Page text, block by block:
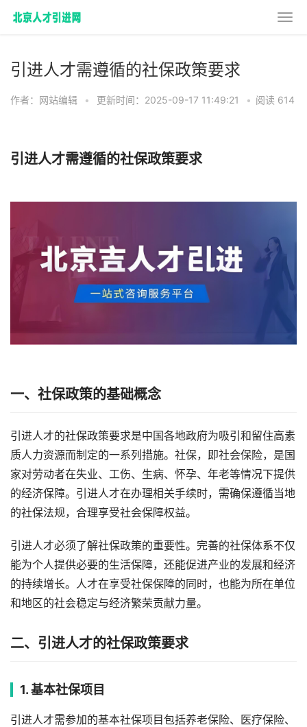
引进人才需遵循的社保政策要求
作者：网站编辑 • 更新时间：2025-09-17 11:49:21 • 阅读 614
引进人才需遵循的社保政策要求
一、社保政策的基础概念
引进人才的社保政策要求是中国各地政府为吸引和留住高素
质人力资源而制定的一系列措施。社保，即社会保险，是国
家对劳动者在失业、工伤、生病、怀孕、年老等情况下提供
的经济保障。引进人才在办理相关手续时，需确保遵循当地
的社保法规，合理享受社会保障权益。
引进人才必须了解社保政策的重要性。完善的社保体系不仅
能为个人提供必要的生活保障，还能促进产业的发展和经济
的持续增长。人才在享受社保保障的同时，也能为所在单位
和地区的社会稳定与经济繁荣贡献力量。
二、引进人才的社保政策要求
1. 基本社保项目
引进人才需参加的基本社保项目包括养老保险、医疗保险、